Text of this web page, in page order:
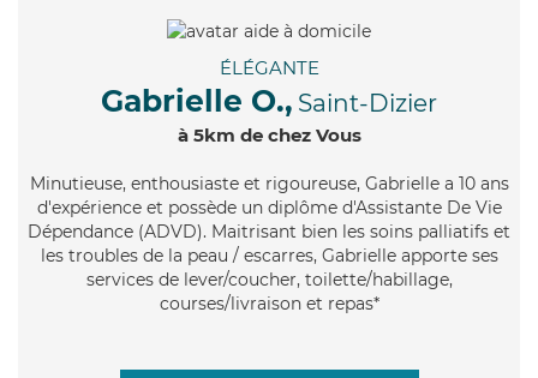
ÉLÉGANTE
Gabrielle O., Saint-Dizier
à 5km de chez Vous
Minutieuse, enthousiaste et rigoureuse, Gabrielle a 10 ans
d'expérience et possède un diplôme d'Assistante De Vie
Dépendance (ADVD). Maitrisant bien les soins palliatifs et
les troubles de la peau / escarres, Gabrielle apporte ses
services de lever/coucher, toilette/habillage,
courses/livraison et repas*